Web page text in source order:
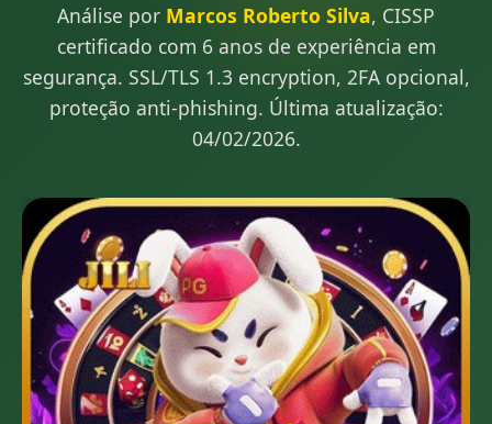
Análise por Marcos Roberto Silva, CISSP
certificado com 6 anos de experiência em
segurança. SSL/TLS 1.3 encryption, 2FA opcional,
proteção anti-phishing. Última atualização:
04/02/2026.